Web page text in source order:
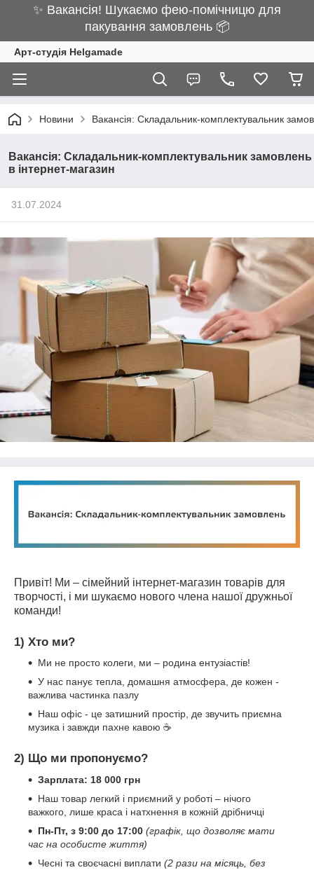
✨ Вакансія! Шукаємо фею-помічницю для
пакування замовлень 📦
Арт-студія Helgamade
Новини Вакансія: Складальник-комплектувальник
Вакансія: Складальник-комплектувальник замовлень
в інтернет-магазин
31.07.2024
Привіт! Ми – сімейний інтернет-магазин товарів для
творчості, і ми шукаємо нового члена нашої дружньої
команди!
1) Хто ми?
Ми не просто колеги, ми – родина ентузіастів!
У нас панує тепла, домашня атмосфера, де кожен -
важлива частинка пазлу
Наш офіс - це затишний простір, де звучить приємна
музика і завжди пахне кавою ☕
2) Що ми пропонуємо?
Зарплата: 18 000 грн
Наш товар легкий і приємний у роботі – нічого
важкого, лише краса і натхнення в кожній дрібничці
Пн-Пт, з 9:00 до 17:00 (графік, що дозволяє мати
час на особисте життя)
Чесні та своєчасні виплати (2 рази на місяць, без